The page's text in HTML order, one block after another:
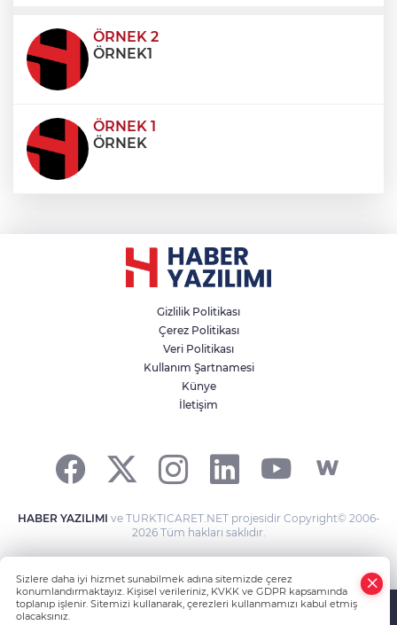
condimentum eros et, faucibus sapien. Praese
ÖRNEK 2
ÖRNEK1
ÖRNEK 1
ÖRNEK
Gizlilik Politikası
Çerez Politikası
Veri Politikası
Kullanım Şartnamesi
Künye
İletişim
HABER YAZILIMI ve TURKTICARET.NET projesidir Copyright© 2006-
2026 Tüm hakları saklıdır.
Sizlere daha iyi hizmet sunabilmek adına sitemizde çerez
konumlandırmaktayız. Kişisel verileriniz, KVKK ve GDPR kapsamında
toplanıp işlenir. Sitemizi kullanarak, çerezleri kullanmamızı kabul etmiş
olacaksınız.